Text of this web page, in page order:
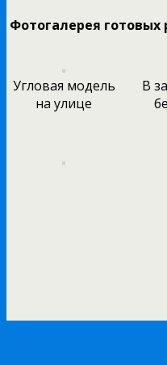
Фотогалерея готовых
Угловая модель
на улице
В